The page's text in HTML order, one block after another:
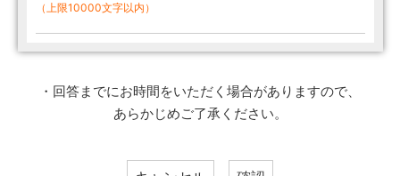
（上限10000文字以内）
・回答までにお時間をいただく場合がありますので、
あらかじめご了承ください。